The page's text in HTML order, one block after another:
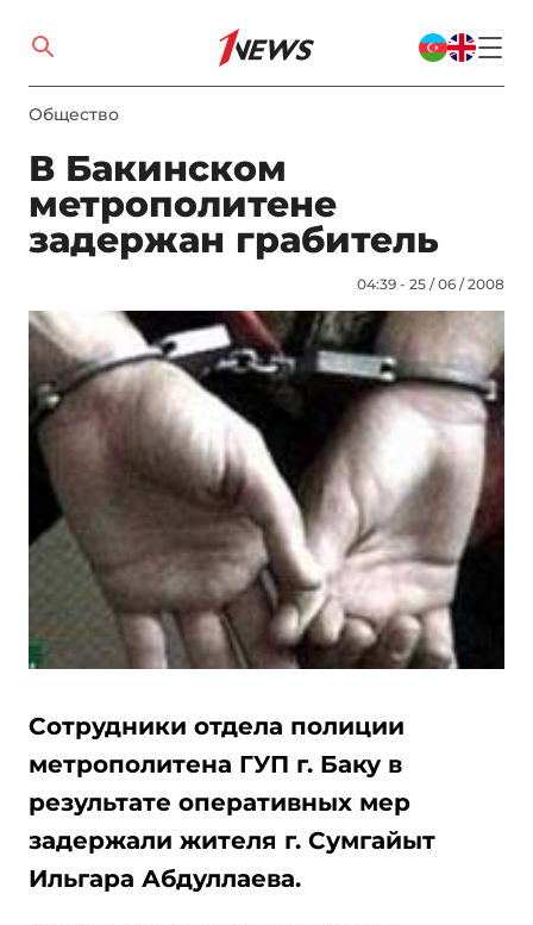
Общество
В Бакинском
метрополитене
задержан грабитель
04:39 - 25 / 06 / 2008
Сотрудники отдела полиции
метрополитена ГУП г. Баку в
результате оперативных мер
задержали жителя г. Сумгайыт
Ильгара Абдуллаева.